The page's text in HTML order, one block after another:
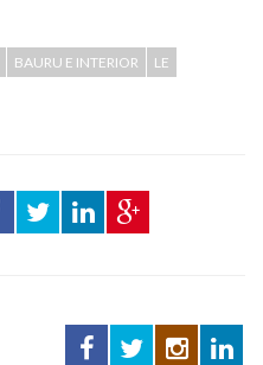
BAURU E INTERIOR
LE